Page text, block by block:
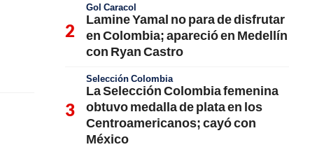
Gol Caracol
Lamine Yamal no para de disfrutar
en Colombia; apareció en Medellín
con Ryan Castro
Selección Colombia
La Selección Colombia femenina
obtuvo medalla de plata en los
Centroamericanos; cayó con
México